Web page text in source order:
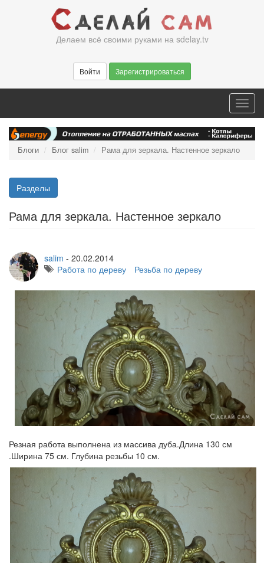
Делаем всё своими руками на sdelay.tv
Войти Зарегистрироваться
Блоги Блог salim Рама для зеркала. Настенное зеркало
Разделы
Рама для зеркала. Настенное зеркало
salim - 20.02.2014
Работа по дереву
Резьба по дереву
Резная работа выполнена из массива дуба.Длина 130 см
.Ширина 75 см. Глубина резьбы 10 см.